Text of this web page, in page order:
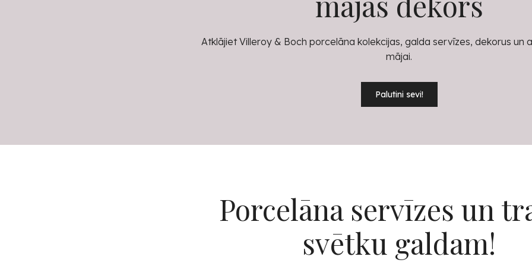
Atklājiet Villeroy & Boch porcelāna kolekcijas, galda servīzes, dekorus un
mājai.
Palutini sevi!
Porcelāna servīzes un
svētku galdam!